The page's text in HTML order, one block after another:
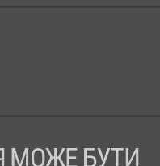
МОЖЕ БУТИ